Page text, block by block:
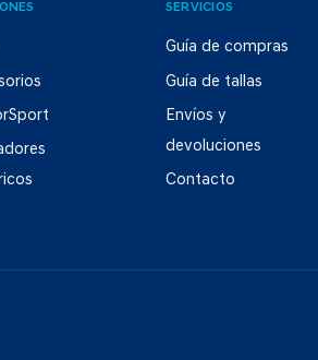
SERVICIOS
Guía de compras
Guía de tallas
Envíos y
devoluciones
Contacto